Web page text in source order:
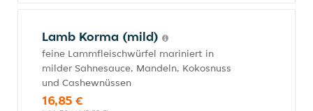
Lamb Korma (mild)
feine Lammfleischwürfel mariniert in
milder Sahnesauce, Mandeln, Kokosnuss
und Cashewnüssen
16,85 €